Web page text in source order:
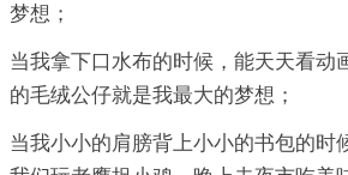
梦想；
当我拿下口水布的时候，能天天看动
的毛绒公仔就是我最大的梦想；
当我小小的肩膀背上小小的书包的时